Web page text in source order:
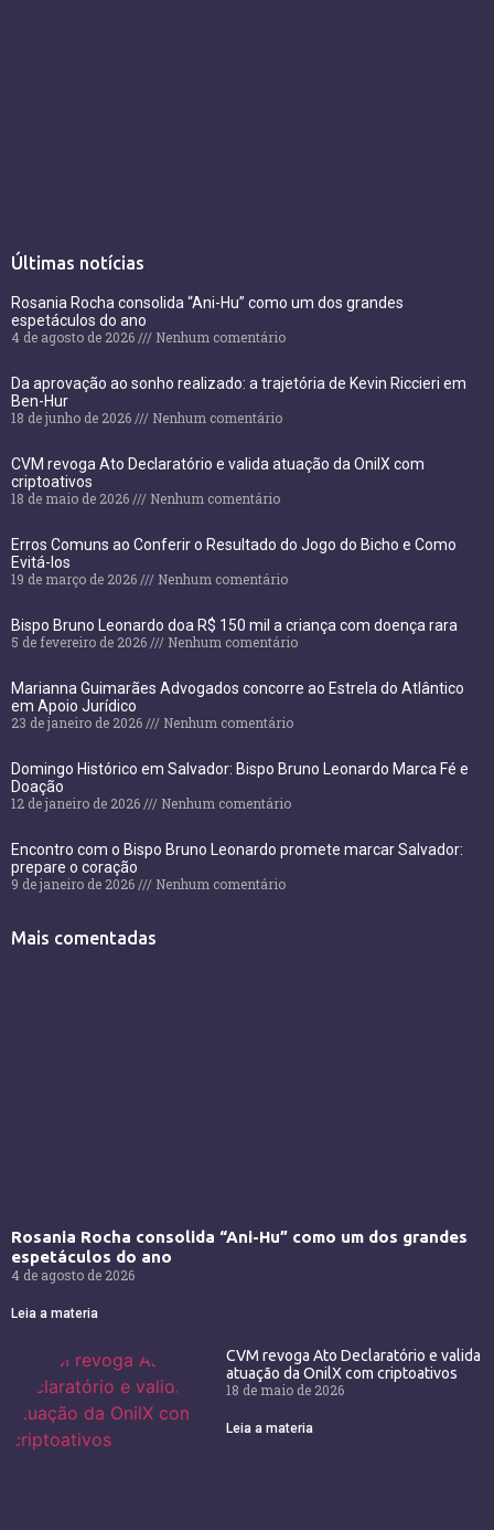
Últimas notícias
Rosania Rocha consolida “Ani-Hu” como um dos grandes
espetáculos do ano
4 de agosto de 2026
Nenhum comentário
Da aprovação ao sonho realizado: a trajetória de Kevin Riccieri em
Ben-Hur
18 de junho de 2026
Nenhum comentário
CVM revoga Ato Declaratório e valida atuação da OnilX com
criptoativos
18 de maio de 2026
Nenhum comentário
Erros Comuns ao Conferir o Resultado do Jogo do Bicho e Como
Evitá-los
19 de março de 2026
Nenhum comentário
Bispo Bruno Leonardo doa R$ 150 mil a criança com doença rara
5 de fevereiro de 2026
Nenhum comentário
Marianna Guimarães Advogados concorre ao Estrela do Atlântico
em Apoio Jurídico
23 de janeiro de 2026
Nenhum comentário
Domingo Histórico em Salvador: Bispo Bruno Leonardo Marca Fé e
Doação
12 de janeiro de 2026
Nenhum comentário
Encontro com o Bispo Bruno Leonardo promete marcar Salvador:
prepare o coração
9 de janeiro de 2026
Nenhum comentário
Mais comentadas
Rosania Rocha consolida “Ani-Hu” como um dos grandes
espetáculos do ano
4 de agosto de 2026
Leia a materia
CVM revoga Ato Declaratório e valida
atuação da OnilX com criptoativos
18 de maio de 2026
Leia a materia